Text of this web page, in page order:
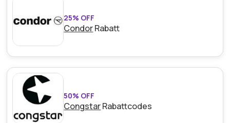
25% OFF
CondorRabatt
50% OFF
CongstarRabattcodes